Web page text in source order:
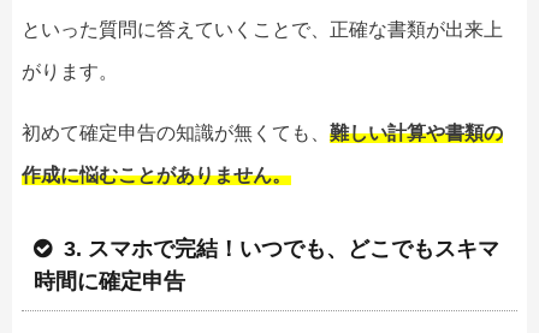
といった質問に答えていくことで、正確な書類が出来上
がります。
初めて確定申告の知識が無くても、 難しい計算や書類の
作成に悩むことがありません。
3. スマホで完結！いつでも、どこでもスキマ
時間に確定申告